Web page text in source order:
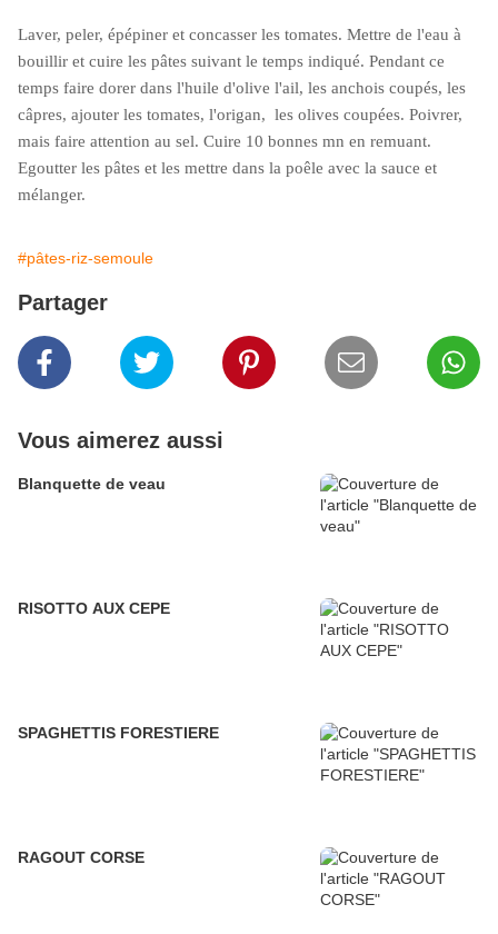
Laver, peler, épépiner et concasser les tomates. Mettre de l'eau à
bouillir et cuire les pâtes suivant le temps indiqué. Pendant ce
temps faire dorer dans l'huile d'olive l'ail, les anchois coupés, les
câpres, ajouter les tomates, l'origan, les olives coupées. Poivrer,
mais faire attention au sel. Cuire 10 bonnes mn en remuant.
Egoutter les pâtes et les mettre dans la poêle avec la sauce et
mélanger.
#pâtes-riz-semoule
Partager
Vous aimerez aussi
Blanquette de veau
RISOTTO AUX CEPE
SPAGHETTIS FORESTIERE
RAGOUT CORSE